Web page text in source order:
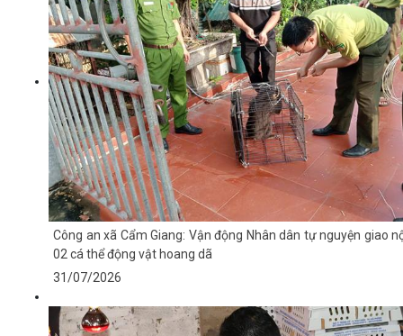
Công an xã Cẩm Giang: Vận động Nhân dân tự nguyện giao
02 cá thể động vật hoang dã
31/07/2026